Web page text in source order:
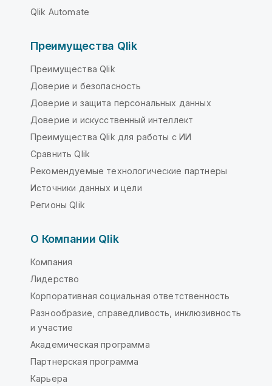
Qlik Automate
Преимущества Qlik
Преимущества Qlik
Доверие и безопасность
Доверие и защита персональных данных
Доверие и искусственный интеллект
Преимущества Qlik для работы с ИИ
Сравнить Qlik
Рекомендуемые технологические партнеры
Источники данных и цели
Регионы Qlik
О Компании Qlik
Компания
Лидерство
Корпоративная социальная ответственность
Разнообразие, справедливость, инклюзивность
и участие
Академическая программа
Партнерская программа
Карьера